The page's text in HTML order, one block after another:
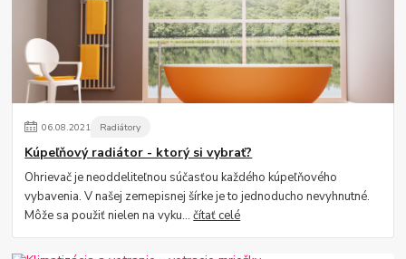
06.08.2021 Radiátory
Kúpeľňový radiátor - ktorý si vybrať?
Ohrievač je neoddeliteľnou súčasťou každého kúpeľňového
vybavenia. V našej zemepisnej šírke je to jednoducho nevyhnutné.
Môže sa použiť nielen na vyku...čítať celé